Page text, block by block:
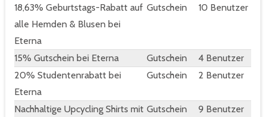
18,63% Geburtstags-Rabatt auf
alle Hemden & Blusen bei
Eterna
Gutschein 10 Benutzer
15% Gutschein bei Eterna Gutschein
4 Benutzer
20% Studentenrabatt bei
Eterna
Gutschein 2 Benutzer
Nachhaltige Upcycling Shirts mit Gutschein 9 Benutzer